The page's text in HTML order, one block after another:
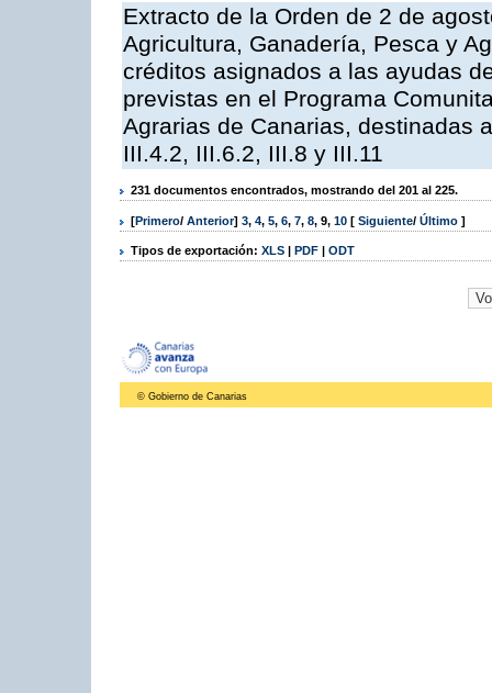
Extracto de la Orden de 2 de
Agricultura, Ganadería, Pesca y
créditos asignados a las ayudas
previstas en el Programa
Agrarias de Canarias, destinadas
III.4.2, III.6.2, III.8 y III.11
231 documentos encontrados, mostrando del 201 al 225.
[Primero/ Anterior] 3, 4, 5, 6, 7, 8, 9, 10 [ Siguiente/ Último ]
Tipos de exportación: XLS | PDF | ODT
© Gobierno de Canarias